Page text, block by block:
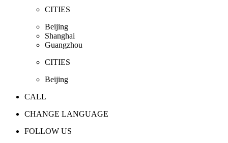
CITIES
Beijing
Shanghai
Guangzhou
CITIES
Beijing
CALL
CHANGE LANGUAGE
FOLLOW US